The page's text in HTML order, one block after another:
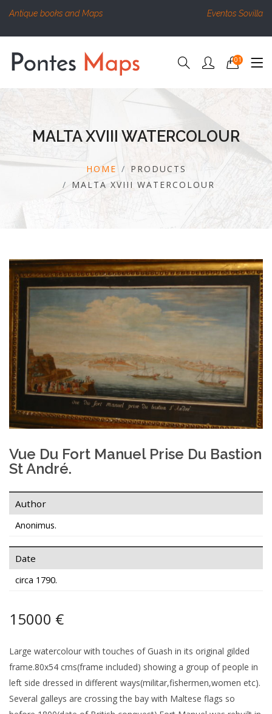
Antique books and Maps Eventos Sovilla
01
MALTA XVIII WATERCOLOUR
HOME
PRODUCTS
MALTA XVIII WATERCOLOUR
Vue Du Fort Manuel Prise Du Bastion
St André.
Author
Anonimus.
Date
circa 1790.
15000 €
Large watercolour with touches of Guash in its original gilded
frame.80x54 cms(frame included) showing a group of people in
left side dressed in different ways(militar,fishermen,women etc).
Several galleys are crossing the bay with Maltese flags so